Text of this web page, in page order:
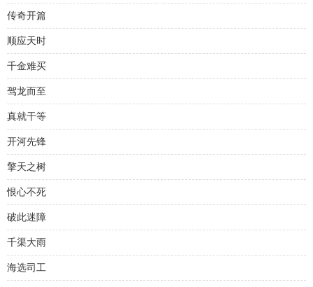
传奇开篇
顺应天时
千金难买
驾龙而至
真就干等
开河先锋
擎天之树
恨心不死
破此迷障
千渠大雨
海选司工